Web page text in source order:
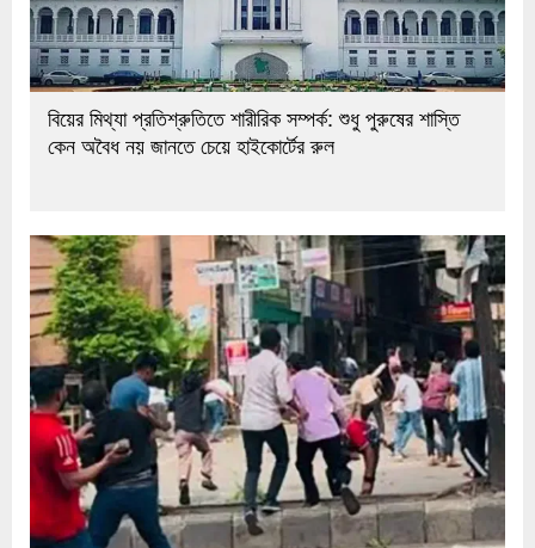
বিয়ের মিথ্যা প্রতিশ্রুতিতে শারীরিক সম্পর্ক: শুধু পুরুষের শাস্তি
কেন অবৈধ নয় জানতে চেয়ে হাইকোর্টের রুল